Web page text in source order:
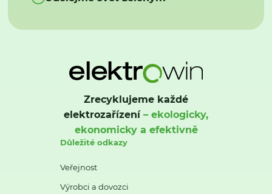
Zrecyklujeme každé
elektrozařízení– ekologicky,
ekonomicky a efektivně
Důležité odkazy
Veřejnost
Výrobci a dovozci